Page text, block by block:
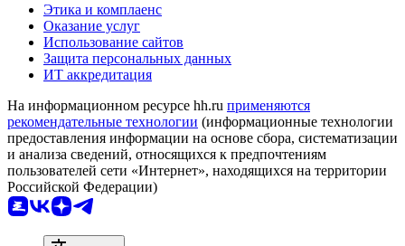
Этика и комплаенс
Оказание услуг
Использование сайтов
Защита персональных данных
ИТ аккредитация
На информационном ресурсе hh.ru применяются
рекомендательные технологии (информационные технологии
предоставления информации на основе сбора, систематизации
и анализа сведений, относящихся к предпочтениям
пользователей сети «Интернет», находящихся на территории
Российской Федерации)